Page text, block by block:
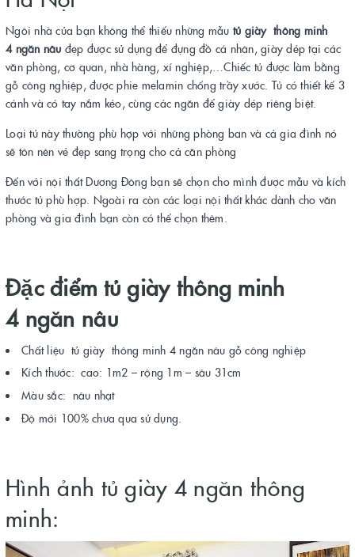
Ngôi nhà của bạn không thể thiếu những mẫu tủ giày thông minh
4 ngăn nâu đẹp được sử dụng để đựng đồ cá nhân, giày dép tại các
văn phòng, cơ quan, nhà hàng, xí nghiệp,…Chiếc tủ được làm bằng
gỗ công nghiệp, được phie melamin chống trầy xước. Tủ có thiết kế 3
cánh và có tay nắm kéo, cùng các ngăn để giày dép riêng biệt.
Loại tủ này thường phù hợp với những phòng ban và cả gia đình nó
sẽ tôn nên vẻ đẹp sang trọng cho cả căn phòng
Đến với nội thất Dương Đông bạn sẽ chọn cho mình được mẫu và kích
thước tủ phù hợp. Ngoài ra còn các loại nội thất khác dành cho văn
phòng và gia đình bạn còn có thể chọn thêm.
Đặc điểm tủ giày thông minh
4 ngăn nâu
Chất liệu tủ giày thông minh 4 ngăn nâu gỗ công nghiệp
Kích thước: cao: 1m2 – rộng 1m – sâu 31cm
Màu sắc: nâu nhạt
Độ mới 100% chưa qua sử dụng.
Hình ảnh tủ giày 4 ngăn thông
minh: